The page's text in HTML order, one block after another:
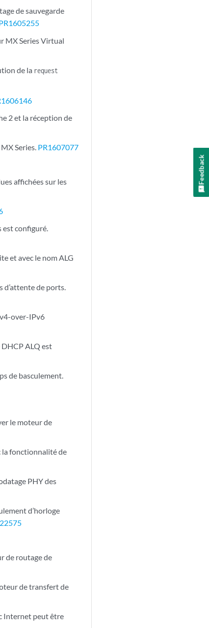
de sauvegarde
MX Series Virtual
de la request
2 et la réception de
Series. PR1607077
affichées sur les
est configuré.
et avec le nom ALG
d’attente de ports.
over-IPv6
ALQ est
de basculement.
le moteur de
la fonctionnalité de
PHY des
d’horloge
de routage de
de transfert de
Internet peut être
Feedback